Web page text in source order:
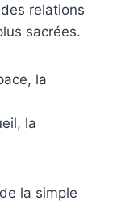
relations
sacrées.
la
la
la simple